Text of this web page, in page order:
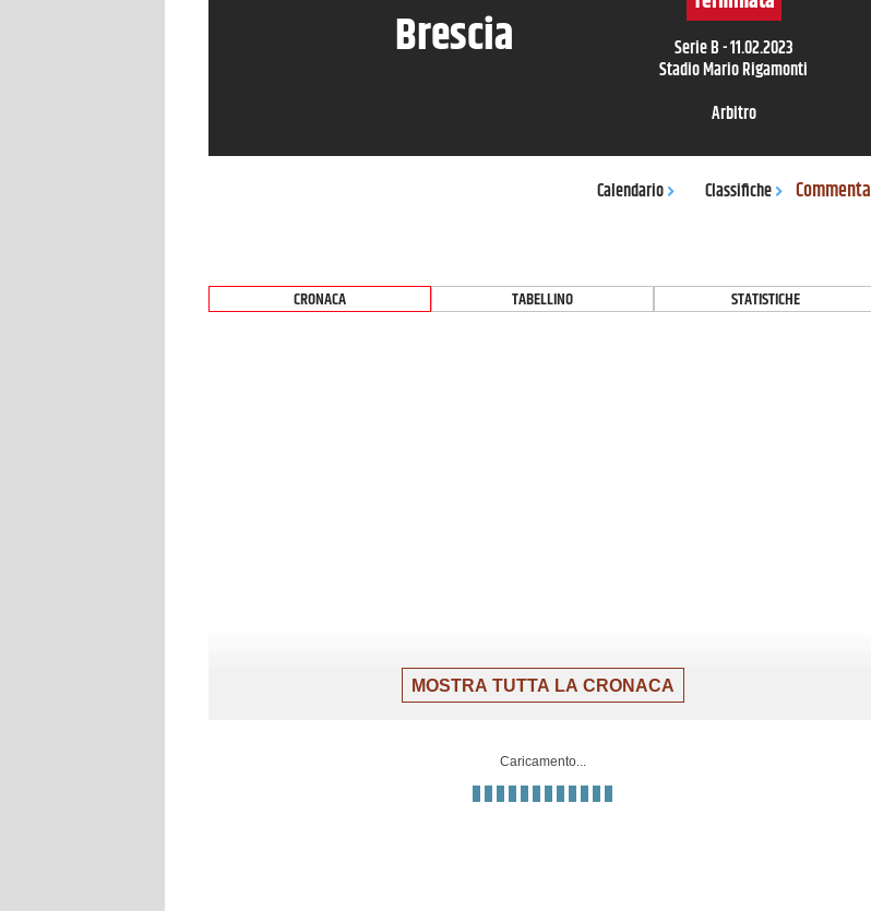
Brescia Serie B-11.02.2023
Stadio Mario Rigamonti
Arbitro
Calendario Classifiche Commenta
CRONACA TABELLINO STATISTICHE
MOSTRA TUTTA LA CRONACA
Caricamento...